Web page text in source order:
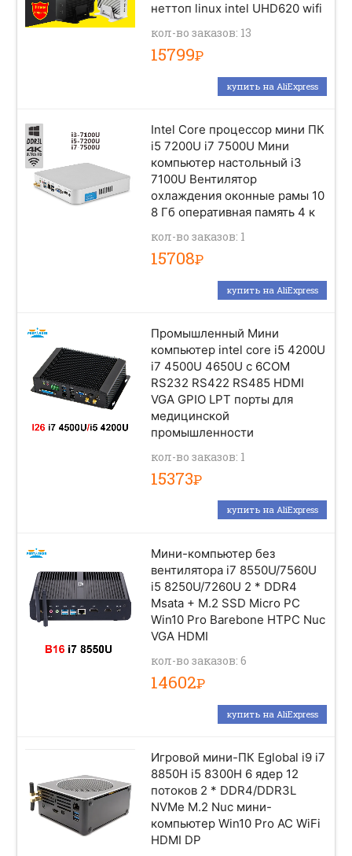
неттоп linux intel UHD620 wifi
кол-во заказов: 13
15799Р
купить на AliExpress
Intel Core процессор мини ПК
i5 7200U i7 7500U Мини
компьютер настольный i3
7100U Вентилятор
охлаждения оконные рамы 10
8 Гб оперативная память 4 к
кол-во заказов: 1
15708Р
купить на AliExpress
Промышленный Мини
компьютер intel core i5 4200U
i7 4500U 4650U с 6COM
RS232 RS422 RS485 HDMI
VGA GPIO LPT порты для
медицинской
промышленности
кол-во заказов: 1
15373Р
купить на AliExpress
Мини-компьютер без
вентилятора i7 8550U/7560U
i5 8250U/7260U 2 * DDR4
Msata + M.2 SSD Micro PC
Win10 Pro Barebone HTPC Nuc
VGA HDMI
кол-во заказов: 6
14602Р
купить на AliExpress
Игровой мини-ПК Eglobal i9 i7
8850H i5 8300H 6 ядер 12
потоков 2 * DDR4/DDR3L
NVMe M.2 Nuc мини-
компьютер Win10 Pro AC WiFi
HDMI DP